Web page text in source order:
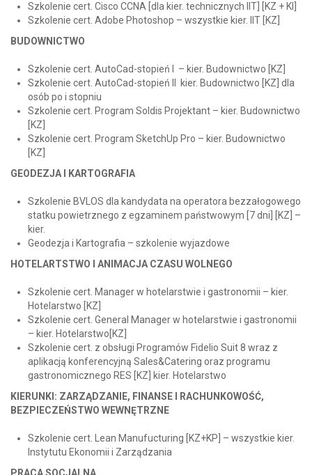
Szkolenie cert. Cisco CCNA [dla kier. technicznych IIT] [KZ + KI]
Szkolenie cert. Adobe Photoshop – wszystkie kier. IIT [KZ]
BUDOWNICTWO
Szkolenie cert. AutoCad-stopień I – kier. Budownictwo [KZ]
Szkolenie cert. AutoCad-stopień II kier. Budownictwo [KZ] dla
osób po i stopniu
Szkolenie cert. Program Soldis Projektant – kier. Budownictwo
[KZ]
Szkolenie cert. Program SketchUp Pro – kier. Budownictwo
[KZ]
GEODEZJA I KARTOGRAFIA
Szkolenie BVLOS dla kandydata na operatora bezzałogowego
statku powietrznego z egzaminem państwowym [7 dni] [KZ] –
kier.
Geodezja i Kartografia – szkolenie wyjazdowe
HOTELARTSTWO I ANIMACJA CZASU WOLNEGO
Szkolenie cert. Manager w hotelarstwie i gastronomii – kier.
Hotelarstwo [KZ]
Szkolenie cert. General Manager w hotelarstwie i gastronomii
– kier. Hotelarstwo[KZ]
Szkolenie cert. z obsługi Programów Fidelio Suit 8 wraz z
aplikacją konferencyjną Sales&Catering oraz programu
gastronomicznego RES [KZ] kier. Hotelarstwo
KIERUNKI: ZARZĄDZANIE, FINANSE I RACHUNKOWOŚĆ,
BEZPIECZEŃSTWO WEWNĘTRZNE
Szkolenie cert. Lean Manufucturing [KZ+KP] – wszystkie kier.
Instytutu Ekonomii i Zarządzania